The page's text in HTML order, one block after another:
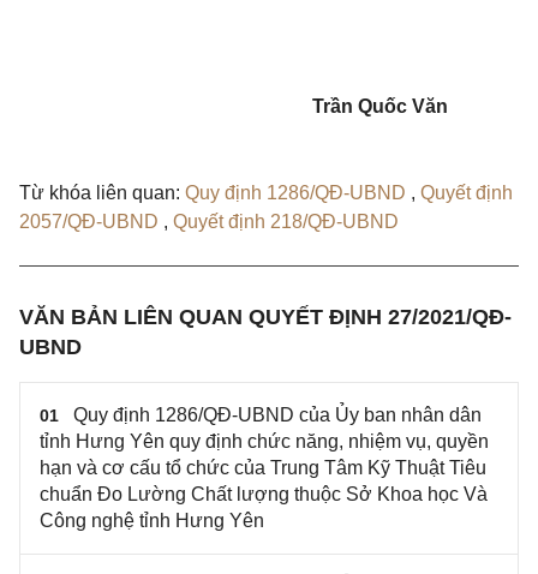
Trần Quốc Văn
Từ khóa liên quan: Quy định 1286/QĐ-UBND , Quyết định
2057/QĐ-UBND , Quyết định 218/QĐ-UBND
VĂN BẢN LIÊN QUAN QUYẾT ĐỊNH 27/2021/QĐ-
UBND
01
Quy định 1286/QĐ-UBND của Ủy ban nhân dân
tỉnh Hưng Yên quy định chức năng, nhiệm vụ, quyền
hạn và cơ cấu tổ chức của Trung Tâm Kỹ Thuật Tiêu
chuẩn Đo Lường Chất lượng thuộc Sở Khoa học Và
Công nghệ tỉnh Hưng Yên